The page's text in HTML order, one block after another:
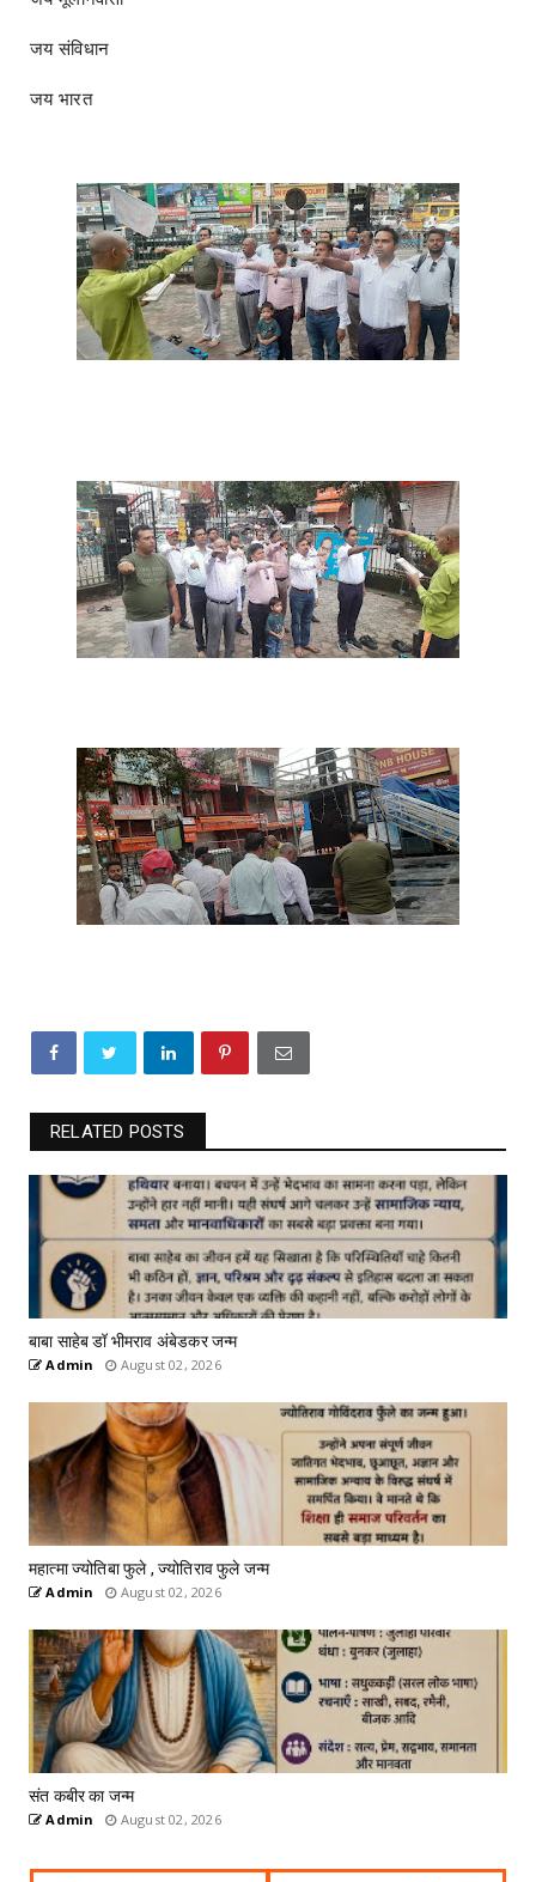
जय संविधान
जय भारत
RELATED POSTS
बाबा साहेब डॉ भीमराव अंबेडकर जन्म
Admin August 02, 2026
महात्मा ज्योतिबा फुले , ज्योतिराव फुले जन्म
Admin August 02, 2026
संत कबीर का जन्म
Admin August 02, 2026